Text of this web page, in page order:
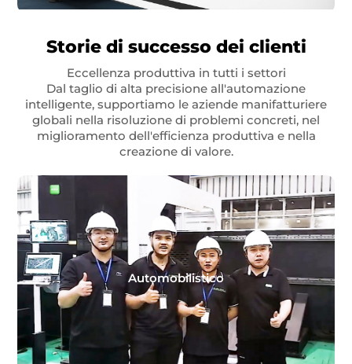
Storie di successo dei clienti
Eccellenza produttiva in tutti i settori
Dal taglio di alta precisione all'automazione
intelligente, supportiamo le aziende manifatturiere
globali nella risoluzione di problemi concreti, nel
miglioramento dell'efficienza produttiva e nella
creazione di valore.
Automobilistico